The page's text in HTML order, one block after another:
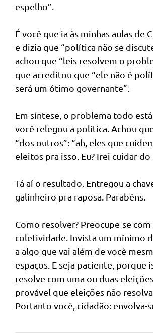
espelho”.
É você que ia às minhas aulas de
e dizia que “política não se
achou que “leis resolvem o
que acreditou que “ele não é
será um ótimo governante”.
Em síntese, o problema todo
você relegou a política. Achou
“dos outros”: “ah, eles que
eleitos pra isso. Eu? Irei cuidar do
Tá aí o resultado. Entregou a
galinheiro pra raposa. Parabéns.
Como resolver? Preocupe-se com
coletividade. Invista um mínimo
a algo que vai além de você
espaços. E seja paciente, porque
resolve com uma ou duas
provável que eleições não
Portanto você, cidadão: envolva-